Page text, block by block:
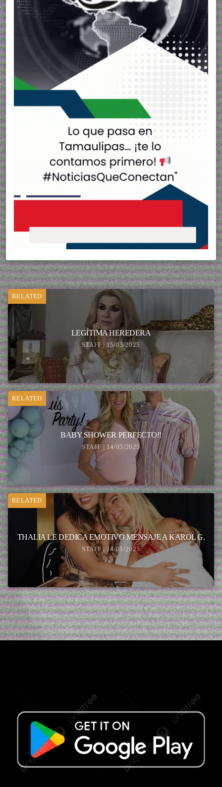
RELATED
LEGÍTIMA HEREDERA
STAFF | 15/05/2025
RELATED
BABY SHOWER PERFECTO!!
STAFF | 14/05/2025
RELATED
THALIA LE DEDICA EMOTIVO MENSAJE A KAROL G.
STAFF | 14/05/2025